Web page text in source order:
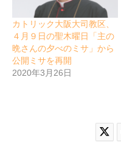
カトリック大阪大司教区、
４月９日の聖木曜日「主の
晩さんの夕べのミサ」から
公開ミサを再開
2020年3月26日
